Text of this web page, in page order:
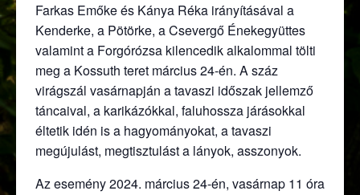
Farkas Emőke és Kánya Réka irányításával a
Kenderke, a Pötörke, a Csevergő Énekegyüttes
valamint a Forgórózsa kilencedik alkalommal tölti
meg a Kossuth teret március 24-én. A száz
virágszál vasárnapján a tavaszi időszak jellemző
táncaival, a karikázókkal, faluhossza járásokkal
éltetik idén is a hagyományokat, a tavaszi
megújulást, megtisztulást a lányok, asszonyok.
Az esemény 2024. március 24-én, vasárnap 11 óra